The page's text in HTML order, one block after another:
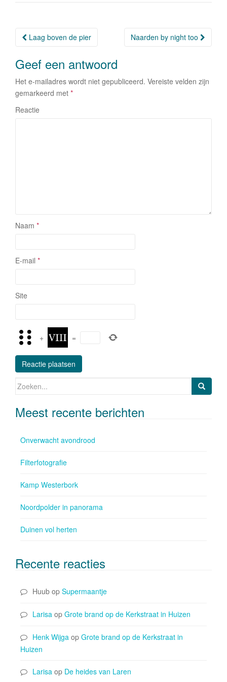
o
Berichtnavigatie
Laag boven de pier Naarden by night too
Geef een antwoord
Het e-mailadres wordt niet gepubliceerd. Vereiste velden zijn
gemarkeerd met *
Reactie
Naam *
E-mail *
Site
+ =
Zoeken naar:
Meest recente berichten
Onverwacht avondrood
Filterfotografie
Kamp Westerbork
Noordpolder in panorama
Duinen vol herten
Recente reacties
Huub op Supermaantje
Larisa op Grote brand op de Kerkstraat in Huizen
Henk Wijga op Grote brand op de Kerkstraat in
Huizen
Larisa op De heides van Laren